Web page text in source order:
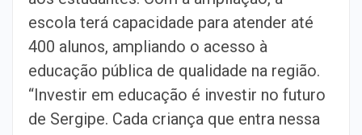
escola terá capacidade para atender até
400 alunos, ampliando o acesso à
educação pública de qualidade na região.
“Investir em educação é investir no futuro
de Sergipe. Cada criança que entra nessa